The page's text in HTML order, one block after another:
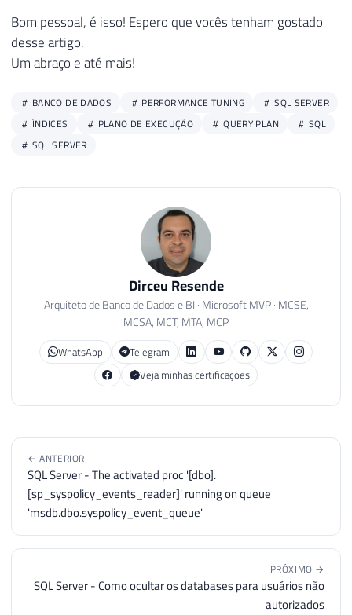
Bom pessoal, é isso! Espero que vocês tenham gostado
desse artigo.
Um abraço e até mais!
BANCO DE DADOS PERFORMANCE TUNING
SQL SERVER
ÍNDICES
PLANO DE EXECUÇÃO QUERY PLAN
SQL
SQL SERVER
Dirceu Resende
Arquiteto de Banco de Dados e BI · Microsoft MVP · MCSE,
MCSA, MCT, MTA, MCP
WhatsApp
Telegram
Veja minhas certificações
← ANTERIOR
SQL Server - The activated proc '[dbo].
[sp_syspolicy_events_reader]' running on queue
'msdb.dbo.syspolicy_event_queue'
PRÓXIMO →
SQL Server - Como ocultar os databases para usuários não
autorizados